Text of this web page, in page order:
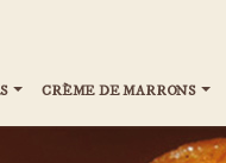
CRÈME DE MARRONS